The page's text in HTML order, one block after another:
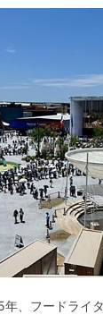
、フードライ